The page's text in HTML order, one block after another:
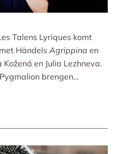
Talens Lyriques komt
Händels Agrippina en
en Julia Lezhneva.
brengen
Lucie Horsch spelen
instrumenten! De serie